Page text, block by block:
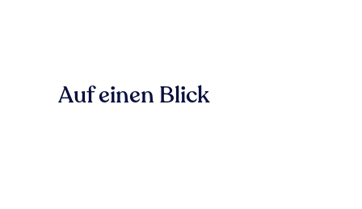
Auf einen Blick